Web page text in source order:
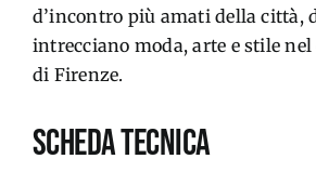
d’incontro più amati della città,
intrecciano moda, arte e stile
di Firenze.
SCHEDA TECNICA